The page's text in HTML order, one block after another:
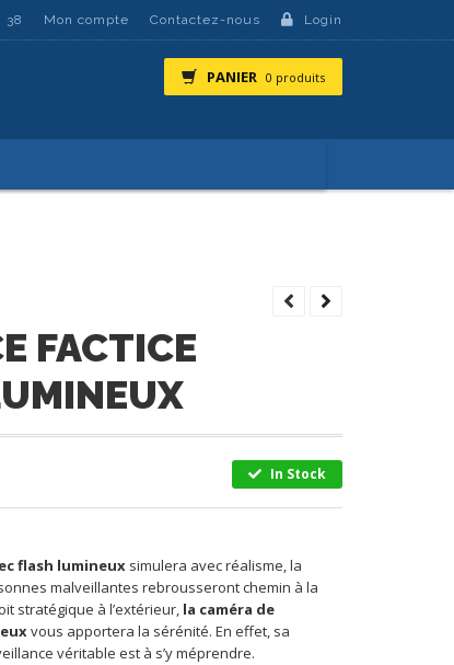
38 Mon compte Contactez-nous Login
PANIER 0 produits
FACTICE
In Stock
flash lumineux simulera avec réalisme, la
malveillantes rebrousseront chemin à la
stratégique à l’extérieur, la caméra de
vous apportera la sérénité. En effet, sa
véritable est à s’y méprendre.